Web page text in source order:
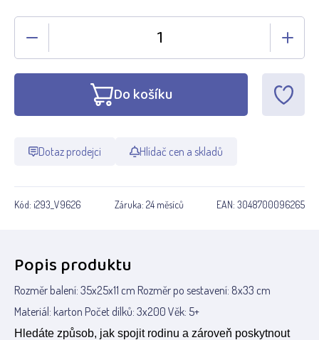
Do košíku
Dotaz prodejci Hlídač cen a skladů
Kód: i293_V9626 Záruka: 24 měsíců EAN: 3048700096265
Popis produktu
Rozměr balení: 35x25x11 cm Rozměr po sestavení: 8x33 cm
Materiál: karton Počet dílků: 3x200 Věk: 5+
Hledáte způsob, jak spojit rodinu a zároveň poskytnout